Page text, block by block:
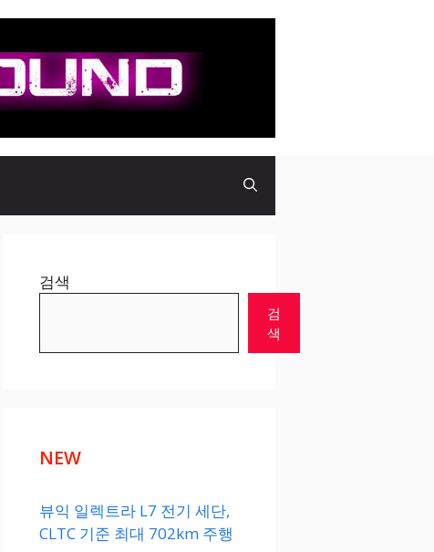
검색
검
색
NEW
뷰익 일렉트라 L7 전기 세단,
CLTC 기준 최대 702km 주행